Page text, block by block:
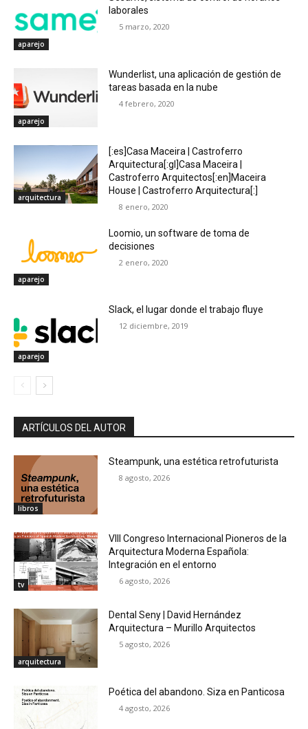
aparejo
laborales
5 marzo, 2020
aparejo
Wunderlist, una aplicación de gestión de
tareas basada en la nube
4 febrero, 2020
arquitectura
[:es]Casa Maceira | Castroferro
Arquitectura[:gl]Casa Maceira |
Castroferro Arquitectos[:en]Maceira
House | Castroferro Arquitectura[:]
8 enero, 2020
aparejo
Loomio, un software de toma de
decisiones
2 enero, 2020
aparejo
Slack, el lugar donde el trabajo fluye
12 diciembre, 2019
ARTÍCULOS DEL AUTOR
libros
Steampunk, una estética retrofuturista
8 agosto, 2026
tv
VIII Congreso Internacional Pioneros de la
Arquitectura Moderna Española:
Integración en el entorno
6 agosto, 2026
arquitectura
Dental Seny | David Hernández
Arquitectura – Murillo Arquitectos
5 agosto, 2026
Poética del abandono. Siza en Panticosa
4 agosto, 2026